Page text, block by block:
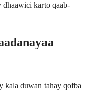
dhaawici karto qaab-
kala duwan tahay qofba